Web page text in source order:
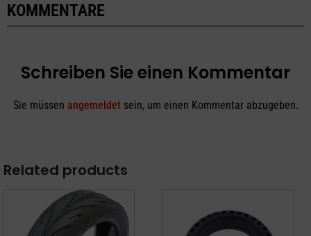
KOMMENTARE
Schreiben Sie einen Kommentar
Sie müssen angemeldetsein, um einen Kommentar abzugeben.
Related products